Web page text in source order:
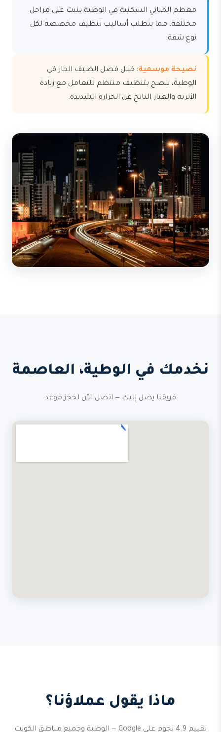
معظم المباني السكنية في الوطية بنيت على مراحل
مختلفة، مما يتطلب أساليب تنظيف مخصصة لكل
نوع شقة.
نصيحة موسمية: خلال فصل الصيف الحار في
الوطية، ينصح بتنظيف منتظم للتعامل مع زيادة
الأتربة والغبار الناتج عن الحرارة الشديدة.
نخدمك في الوطية، العاصمة
فريقنا يصل إليك — اتصل الآن لحجز موعد
ماذا يقول عملاؤنا؟
تقييم 4.9 نجوم على Google — الوطية وجميع مناطق الكويت